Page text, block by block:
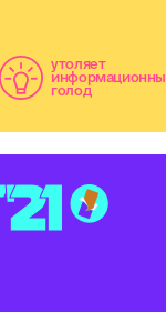
утоляет
голод
'21